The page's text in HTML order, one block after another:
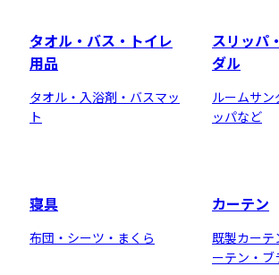
タオル・バス・トイレ
用品
タオル・入浴剤・バスマッ
ト
スリッパ
ダル
ルームサン
ッパなど
寝具
布団・シーツ・まくら
カーテン
既製カーテ
ーテン・ブ